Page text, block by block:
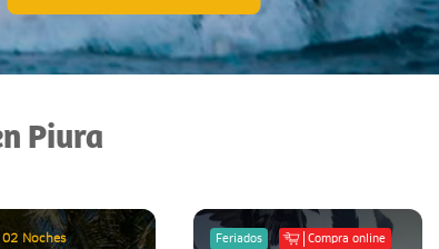
Piura
Noches Feriados Compra online